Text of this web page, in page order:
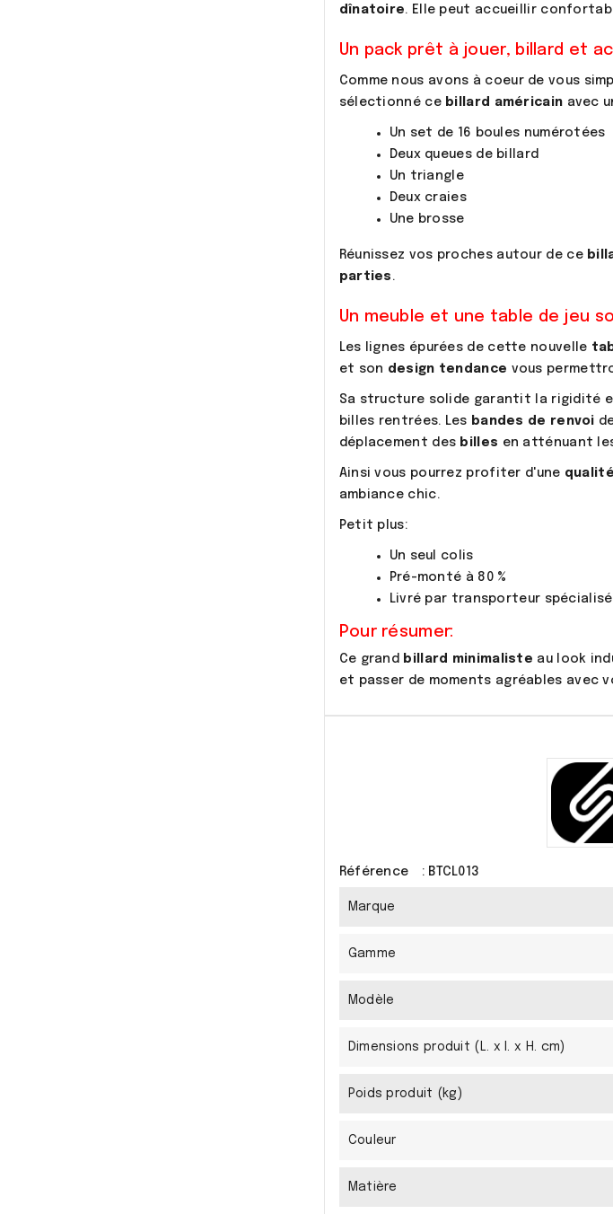
dînatoire. Elle peut accueillir
Un pack prêt à jouer, billard et
Comme nous avons à coeur de vous
sélectionné cebillard américain avec
Un set de 16 boules numérotées
Deux queues de billard
Un triangle
Deux craies
Une brosse
Réunissez vos proches autour de ce
parties .
Un meuble et une table de jeu
Les lignes épurées de cette nouvelle
et son design tendance vous
Sa structure solide garantit la rigidité
billes rentrées. Les bandes de renvoi
déplacement des billes en atténuant
Ainsi vous pourrez profiter d'une
ambiance chic.
Petit plus:
Un seul colis
Pré-monté à 80 %
Livré par transporteur spécialisé
Pour résumer:
Ce grand billard minimaliste au look
et passer de moments agréables avec
Référence : BTCL013
Marque
Gamme
Modèle
Dimensions produit (L. x l. x H. cm)
Poids produit (kg)
Couleur
Matière